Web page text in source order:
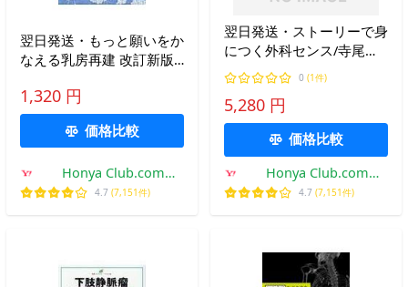
翌日発送・もっと願いをか
なえる乳房再建 改訂新版/
1,320 円
価格比較
Honya Club.com
Yahoo!店
4.7 (7,151件)
翌日発送・ストーリーで身
につく外科センス/寺尾保
信
0 (1件)
5,280 円
価格比較
Honya Club.com
Yahoo!店
4.7 (7,151件)